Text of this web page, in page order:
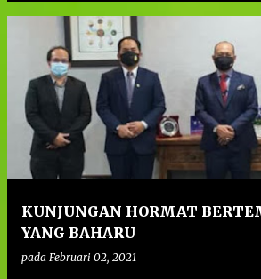
KUNJUNGAN HORMAT
YANG BAHARU
pada Februari 02, 2021